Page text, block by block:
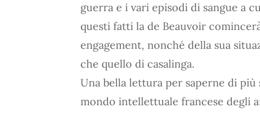
guerra e i vari episodi di sangue a
questi fatti la de Beauvoir
engagement, nonché della sua
che quello di casalinga.
Una bella lettura per saperne di più
mondo intellettuale francese degli